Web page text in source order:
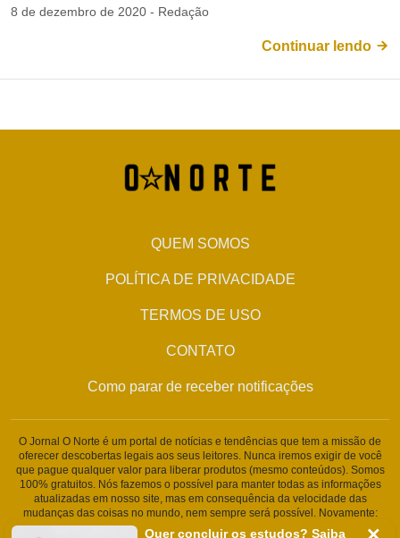
Quer concluir os estudos? Saiba
8 de dezembro de 2020 - Redação
Continuar lendo
QUEM SOMOS
POLÍTICA DE PRIVACIDADE
TERMOS DE USO
CONTATO
Como parar de receber notificações
O Jornal O Norte é um portal de notícias e tendências que tem a missão de
oferecer descobertas legais aos seus leitores. Nunca iremos exigir de você
que pague qualquer valor para liberar produtos (mesmo conteúdos). Somos
100% gratuitos. Nós fazemos o possível para manter todas as informações
atualizadas em nosso site, mas em consequência da velocidade das
mudanças das coisas no mundo, nem sempre será possível. Novamente:
Nunca solicitamos nenhuma informação pessoal ou qualquer tipo de